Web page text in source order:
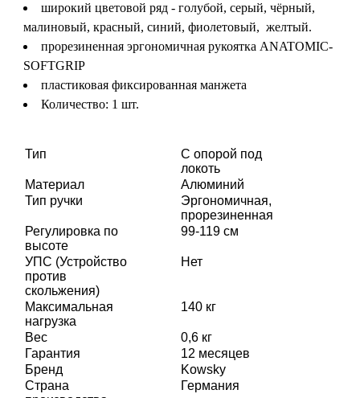
широкий цветовой ряд - голубой, серый, чёрный,
малиновый, красный, синий, фиолетовый, желтый.
прорезиненная эргономичная рукоятка ANATOMIC-
SOFTGRIP
пластиковая фиксированная манжета
Количество: 1 шт.
Тип
С опорой под
локоть
Материал
Алюминий
Тип ручки
Эргономичная,
прорезиненная
Регулировка по
высоте
99-119 см
УПС (Устройство
против
скольжения)
Нет
Максимальная
нагрузка
140 кг
Вес
0,6 кг
Гарантия
12 месяцев
Бренд
Kowsky
Страна
Германия